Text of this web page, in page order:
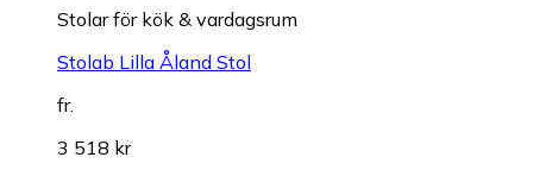
Stolar för kök & vardagsrum
Stolab Lilla Åland Stol
fr.
3 518 kr